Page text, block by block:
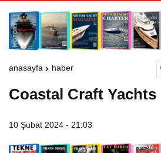
anasayfa haber
Coastal Craft Yachts
10 Şubat 2024 - 21:03